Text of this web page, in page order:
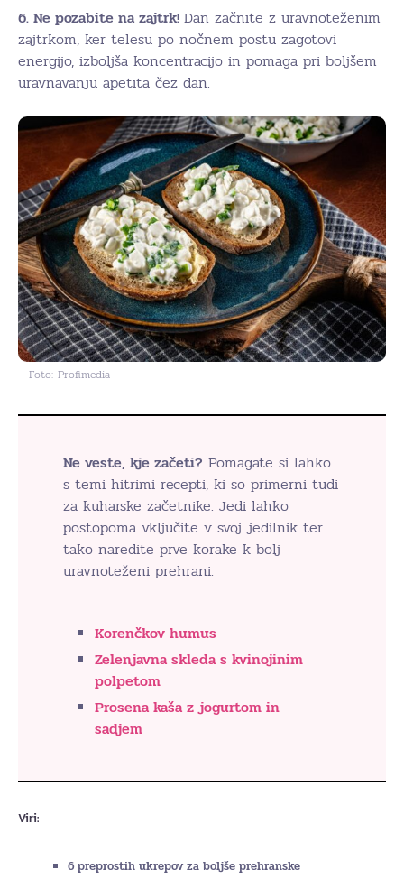
6. Ne pozabite na zajtrk! Dan začnite z uravnoteženim
zajtrkom, ker telesu po nočnem postu zagotovi
energijo, izboljša koncentracijo in pomaga pri boljšem
uravnavanju apetita čez dan.
Foto: Profimedia
Ne veste, kje začeti? Pomagate si lahko
s temi hitrimi recepti, ki so primerni tudi
za kuharske začetnike. Jedi lahko
postopoma vključite v svoj jedilnik ter
tako naredite prve korake k bolj
uravnoteženi prehrani:
Korenčkov humus
Zelenjavna skleda s kvinojinim
polpetom
Prosena kaša z jogurtom in
sadjem
Viri:
6 preprostih ukrepov za boljše prehranske